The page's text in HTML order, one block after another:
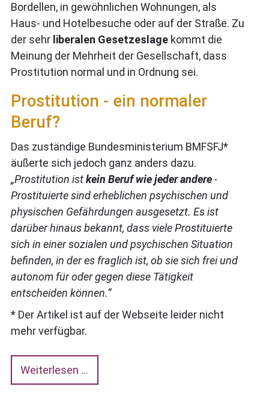
Bordellen, in gewöhnlichen Wohnungen, als
Haus- und Hotelbesuche oder auf der Straße. Zu
der sehr liberalen Gesetzeslage kommt die
Meinung der Mehrheit der Gesellschaft, dass
Prostitution normal und in Ordnung sei.
Prostitution - ein normaler
Beruf?
Das zuständige Bundesministerium BMFSFJ*
äußerte sich jedoch ganz anders dazu.
„Prostitution istkein Beruf wie jeder andere-
Prostituierte sind erheblichen psychischen und
physischen Gefährdungen ausgesetzt. Es ist
darüber hinaus bekannt, dass viele Prostituierte
sich in einer sozialen und psychischen Situation
befinden, in der es fraglich ist, ob sie sich frei und
autonom für oder gegen diese Tätigkeit
entscheiden können.“
* Der Artikel ist auf der Webseite leider nicht
mehr verfügbar.
Weiterlesen …